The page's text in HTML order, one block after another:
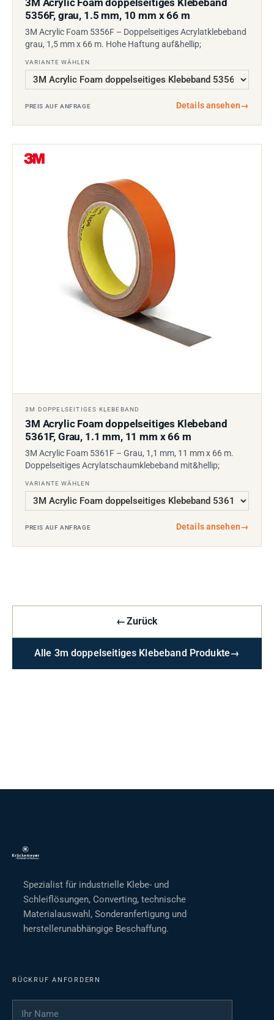
3M Acrylic Foam doppelseitiges Klebeband
5356F, grau, 1.5 mm, 10 mm x 66 m
3M Acrylic Foam 5356F – Doppelseitiges Acrylatklebeband
grau, 1,5 mm x 66 m. Hohe Haftung auf&hellip;
VARIANTE WÄHLEN
PREIS AUF ANFRAGE Details ansehen→
3M DOPPELSEITIGES KLEBEBAND
3M Acrylic Foam doppelseitiges Klebeband
5361F, Grau, 1.1 mm, 11 mm x 66 m
3M Acrylic Foam 5361F – Grau, 1,1 mm, 11 mm x 66 m.
Doppelseitiges Acrylatschaumklebeband mit&hellip;
VARIANTE WÄHLEN
PREIS AUF ANFRAGE Details ansehen→
←Zurück
Alle 3m doppelseitiges Klebeband Produkte→
Spezialist für industrielle Klebe- und
Schleiflösungen, Converting, technische
Materialauswahl, Sonderanfertigung und
herstellerunabhängige Beschaffung.
RÜCKRUF ANFORDERN
Ihr Name